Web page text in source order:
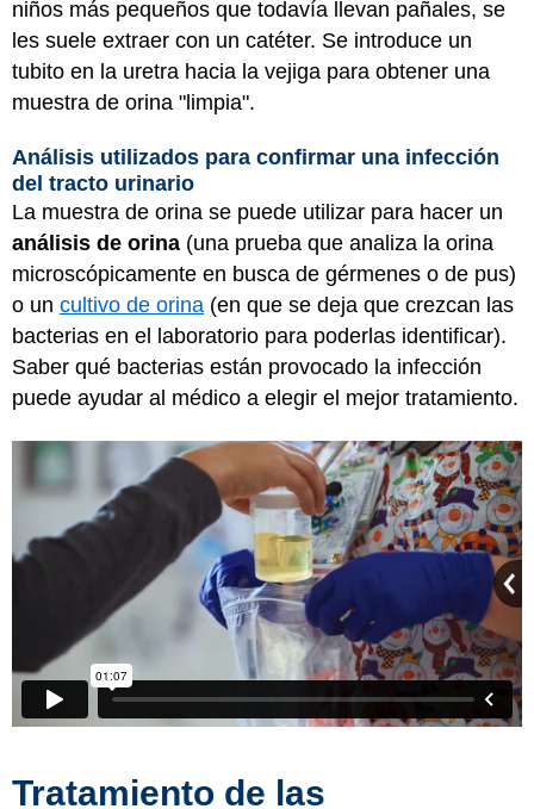
niños más pequeños que todavía llevan pañales, se
les suele extraer con un catéter. Se introduce un
tubito en la uretra hacia la vejiga para obtener una
muestra de orina "limpia".
Análisis utilizados para confirmar una infección
del tracto urinario
La muestra de orina se puede utilizar para hacer un
análisis de orina (una prueba que analiza la orina
microscópicamente en busca de gérmenes o de pus)
o un cultivo de orina (en que se deja que crezcan las
bacterias en el laboratorio para poderlas identificar).
Saber qué bacterias están provocado la infección
puede ayudar al médico a elegir el mejor tratamiento.
Tratamiento de las